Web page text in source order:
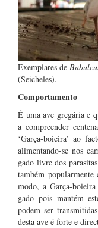
Exemplares de
(Seicheles).
Comportamento
É uma ave gregária e
a compreender
‘Garça-boieira’ ao
alimentando-se nos
gado livre dos
também popularmente
modo, a Garça-
gado pois mantém
podem ser
desta ave é forte e